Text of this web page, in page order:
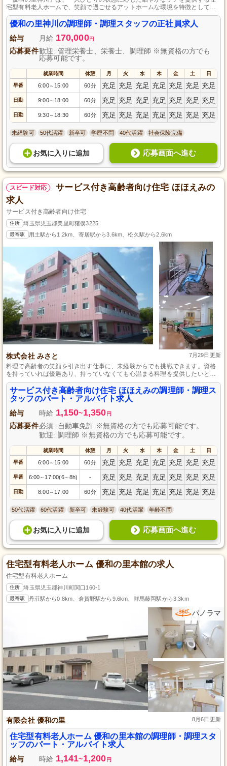
宅型有料老人ホームで、笑顔で過ごせるアットホームな環境を特徴としてい
ます。
優和の里神川の調理師・調理スタッフの正社員求人
給与 月給 170,000円
応募要件歓迎: 管理栄養士、栄養士、調理師 ※無資格の方でも
応募可能です。
就業時間 休憩 月 火 水 木 金 土 日
早番 6:00～ 15:00 60分 充足 充足 充足 充足 充足 充足 充足
日勤 9:00～ 18:00 60分 充足 充足 充足 充足 充足 充足 充足
日勤 9:30～ 18:30 60分 充足 充足 充足 充足 充足 充足 充足
未経験可 50代活躍 新卒可 学歴不問 40代活躍 社会保険完備
お気に入り に追加 応募画面へ進む
スピード対応
サービス付き高齢者向け住宅 ほほえみの
求人
サービス付き高齢者向け住宅
住所 埼玉県児玉郡美里町猪俣3225
最寄駅 用土駅から1.2km、寄居駅から3.6km、松久駅から2.6km
株式会社 みさと 7月29日更新
料理で高齢者の笑顔を引き出す仕事に、未経験からでも挑戦できます。資格
を持っていれば優遇あり、持っていなくても心温まる料理を提供したいとい
う熱意があれば、一緒に成長していくことができます。埼玉県児玉郡の自然
豊かな環境で、入居者様とのふれあいを大切にしながら、日々の食事を通じ
て幸せを創り出しませんか。
サービス付き高齢者向け住宅 ほほえみの調理師・調理ス
タッフのパート・アルバイト求人
給与 時給 1,150~1,350 円
応募要件必須: 自動車免許 ※無資格の方でも応募可能です。
歓迎: 調理師 ※無資格の方でも応募可能です。
就業時間 休憩 月 火 水 木 金 土 日
早番 6:00～ 15:00 60分 充足 充足 充足 充足 充足 充足 充足
早番 6:00～ 17:00(6～8h) - 充足 充足 充足 充足 充足 充足 充足
日勤 8:00～ 17:00 60分 充足 充足 充足 充足 充足 充足 充足
50代活躍 60代活躍 新卒可 未経験可 40代活躍 年齢不問
お気に入り に追加 応募画面へ進む
住宅型有料老人ホーム 優和の里本館の求人
住宅型有料老人ホーム
住所 埼玉県児玉郡神川町関口160-1
最寄駅 丹荘駅から0.8km、倉賀野駅から9.6km、群馬藤岡駅から3.3km
パノラマ
有限会社 優和の里 8月6日更新
住宅型有料老人ホーム 優和の里本館の調理師・調理スタ
ッフのパート・アルバイト求人
給与 時給 1,141~1,200 円